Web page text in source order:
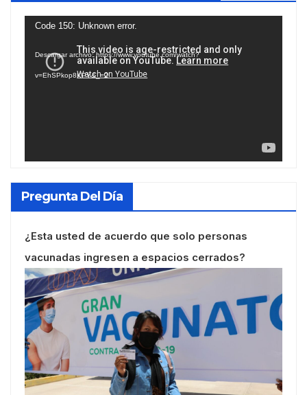
Reproductor
vídeo
Code 150: Unknown error.
Descargar archivo: https://www.youtube.com/watch?
v=EhSPkop8KPY&_=2
Pregunta Del Día
¿Esta usted de acuerdo que solo personas
vacunadas ingresen a espacios cerrados?